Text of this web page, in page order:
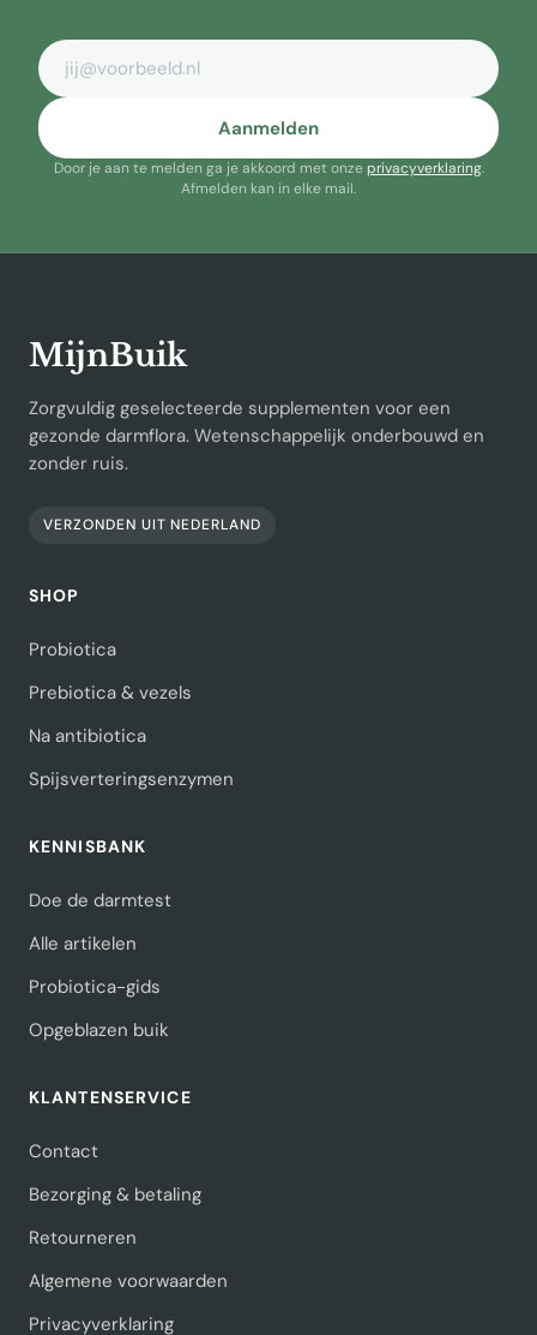
E-mailadres
Aanmelden
Door je aan te melden ga je akkoord met onzeprivacyverklaring.
Afmelden kan in elke mail.
MijnBuik
Zorgvuldig geselecteerde supplementen voor een
gezonde darmflora. Wetenschappelijk onderbouwd en
zonder ruis.
VERZONDEN UIT NEDERLAND
SHOP
Probiotica
Prebiotica & vezels
Na antibiotica
Spijsverteringsenzymen
KENNISBANK
Doe de darmtest
Alle artikelen
Probiotica-gids
Opgeblazen buik
KLANTENSERVICE
Contact
Bezorging & betaling
Retourneren
Algemene voorwaarden
Privacyverklaring